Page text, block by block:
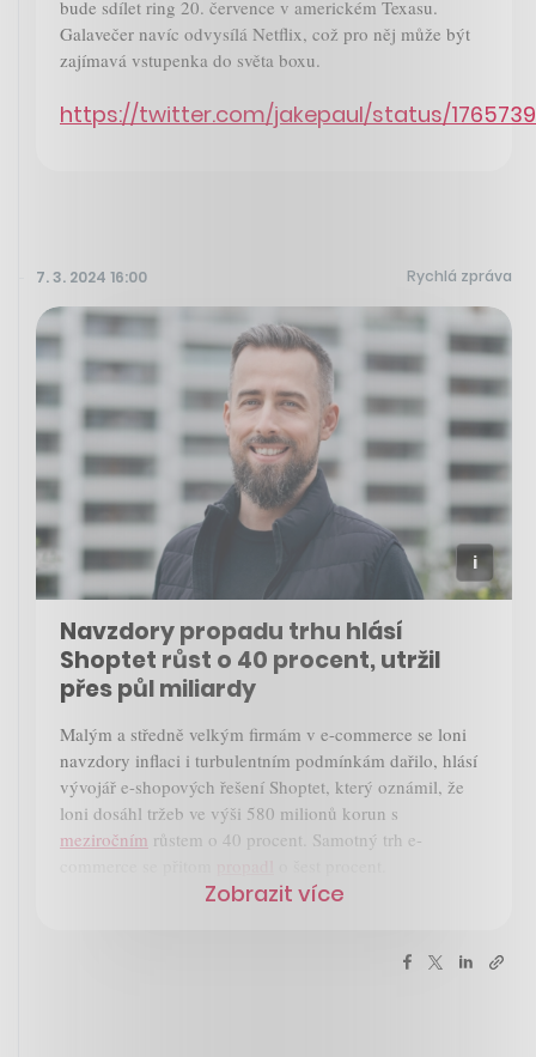
bude sdílet ring 20. července v americkém Texasu.
Galavečer navíc odvysílá Netflix, což pro něj může být
zajímavá vstupenka do světa boxu.
https://twitter.com/jakepaul/status/
7. 3. 2024 16:00 Rychlá zpráva
Navzdory propadu trhu hlásí
Shoptet růst o 40 procent, utržil
přes půl miliardy
Malým a středně velkým firmám v e-commerce se loni
navzdory inflaci i turbulentním podmínkám dařilo, hlásí
vývojář e-shopových řešení Shoptet, který oznámil, že
loni dosáhl tržeb ve výši 580 milionů korun s
meziročním růstem o 40 procent. Samotný trh e-
Zobrazit více